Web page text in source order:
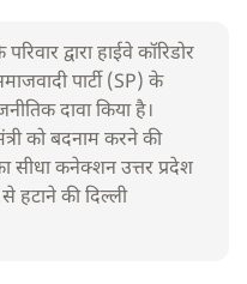
द्वारा हाईवे कॉरिडोर
पार्टी (SP) के
दावा किया है।
को बदनाम करने की
सीधा कनेक्शन उत्तर प्रदेश
हटाने की दिल्ली